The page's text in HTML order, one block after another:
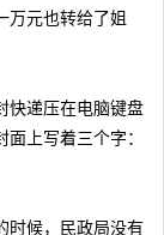
元也转给了姐
递压在电脑键盘
上写着三个字：
候，民政局没有